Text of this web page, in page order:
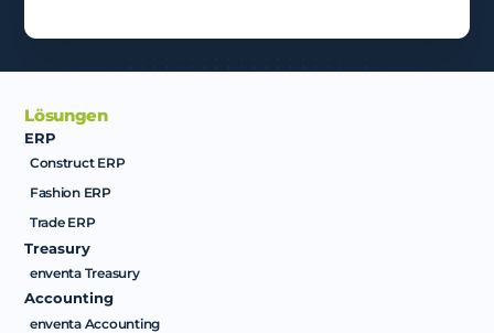
Lösungen
ERP
Construct ERP
Fashion ERP
Trade ERP
Treasury
enventa Treasury
Accounting
enventa Accounting